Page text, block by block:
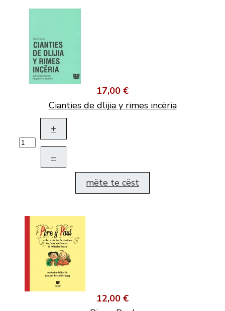
17,00 €
Cianties de dlijia y rimes incëria
+
–
mëte te cëst
12,00 €